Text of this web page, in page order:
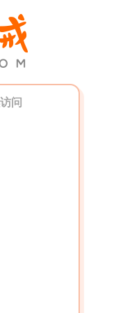
问